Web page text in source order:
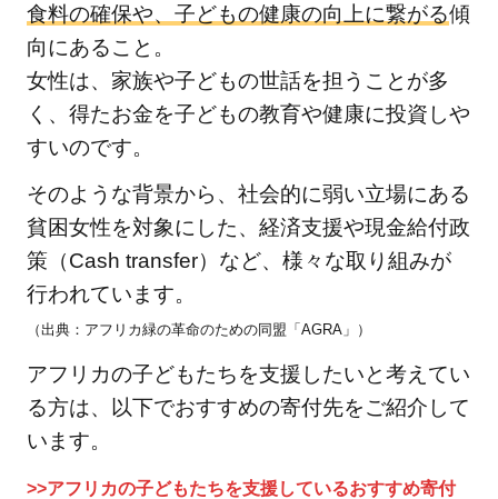
食料の確保や、子どもの健康の向上に繋がる傾
向にあること。
女性は、家族や子どもの世話を担うことが多
く、得たお金を子どもの教育や健康に投資しや
すいのです。
そのような背景から、社会的に弱い立場にある
貧困女性を対象にした、経済支援や現金給付政
策（Cash transfer）など、様々な取り組みが
行われています。
（出典：アフリカ緑の革命のための同盟「AGRA」）
アフリカの子どもたちを支援したいと考えてい
る方は、以下でおすすめの寄付先をご紹介して
います。
>>アフリカの子どもたちを支援しているおすすめ寄付